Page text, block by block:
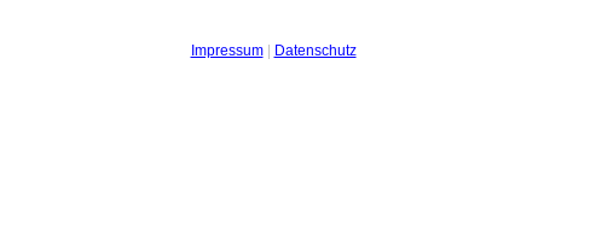
Impressum| Datenschutz